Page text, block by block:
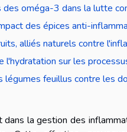
oméga-3 dans la lutte
des épices anti-
alliés naturels contre
l'hydratation sur les
légumes feuillus contre les
la gestion des